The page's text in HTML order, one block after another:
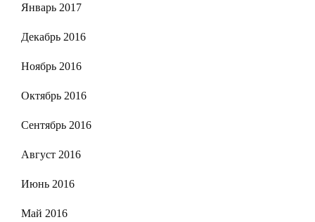
Январь 2017
Декабрь 2016
Ноябрь 2016
Октябрь 2016
Сентябрь 2016
Август 2016
Июнь 2016
Май 2016